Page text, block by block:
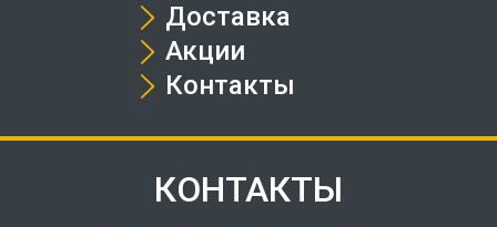
Доставка
Акции
Контакты
КОНТАКТЫ